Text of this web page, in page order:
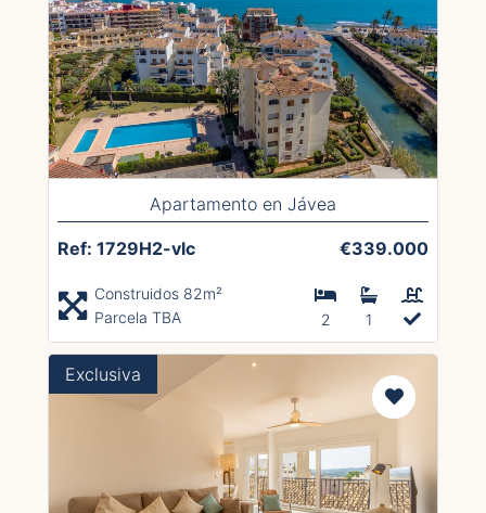
Apartamento en Jávea
Ref: 1729H2-vlc €339.000
Construidos 82m²
Parcela TBA
2 1
Exclusiva